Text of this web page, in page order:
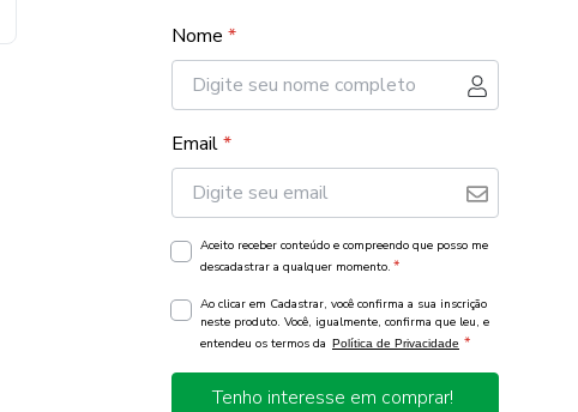
Nome *
Email*
Aceito receber conteúdo e compreendo que posso me
descadastrar a qualquer momento. *
Ao clicar em Cadastrar, você confirma a sua inscrição
neste produto. Você, igualmente, confirma que leu, e
entendeu os termos da Política de Privacidade *
Tenho interesse em comprar!